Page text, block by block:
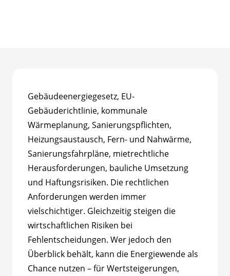
Gebäudeenergiegesetz, EU-
Gebäuderichtlinie, kommunale
Wärmeplanung, Sanierungspflichten,
Heizungsaustausch, Fern- und Nahwärme,
Sanierungsfahrpläne, mietrechtliche
Herausforderungen, bauliche Umsetzung
und Haftungsrisiken. Die rechtlichen
Anforderungen werden immer
vielschichtiger. Gleichzeitig steigen die
wirtschaftlichen Risiken bei
Fehlentscheidungen. Wer jedoch den
Überblick behält, kann die Energiewende als
Chance nutzen – für Wertsteigerungen,